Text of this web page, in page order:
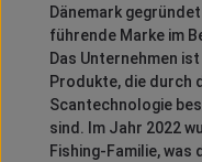
Dänemark
führende Marke im
Das Unternehmen
Produkte, die durch
Scantechnologie
sind.
Im Jahr 2022
Fishing-Familie,